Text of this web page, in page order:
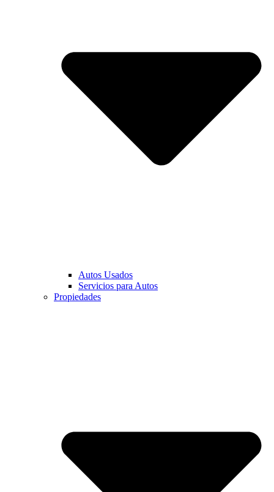
Autos Usados
Servicios para Autos
Propiedades